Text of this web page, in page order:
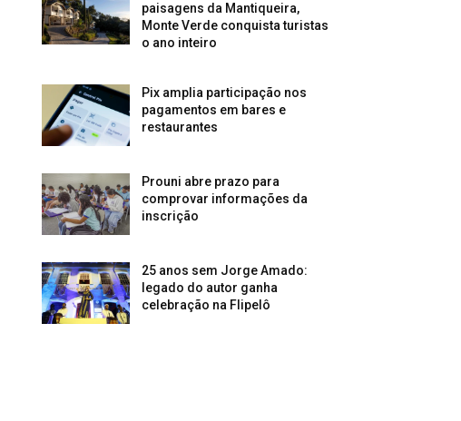
paisagens da Mantiqueira,
Monte Verde conquista turistas
o ano inteiro
Pix amplia participação nos
pagamentos em bares e
restaurantes
Prouni abre prazo para
comprovar informações da
inscrição
25 anos sem Jorge Amado:
legado do autor ganha
celebração na Flipelô